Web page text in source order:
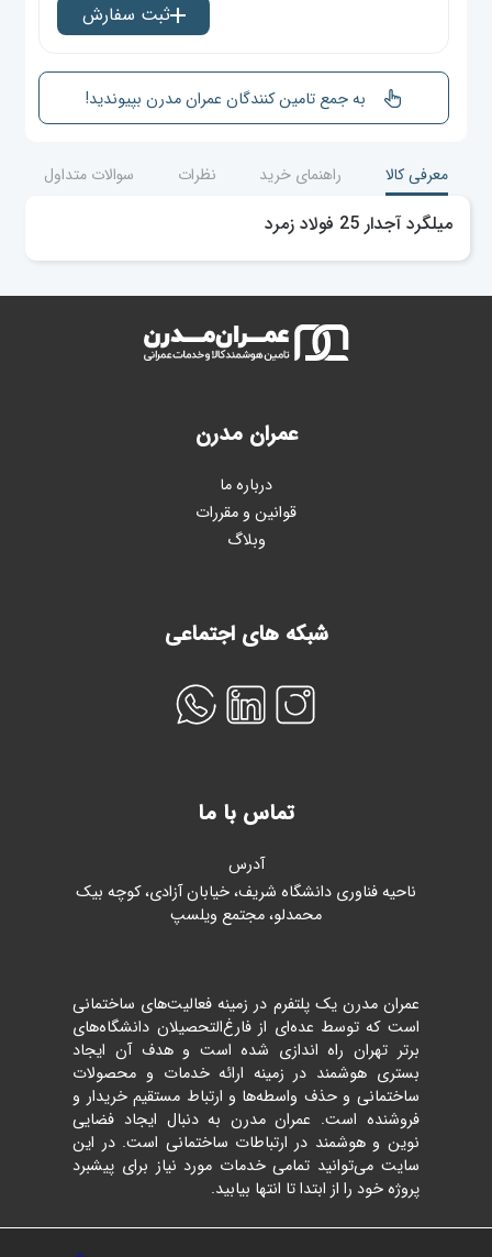
ثبت سفارش
به جمع تامین کنندگان عمران مدرن بپیوندید!
معرفی کالا راهنمای خرید نظرات سوالات متداول
میلگرد آجدار 25 فولاد زمرد
عمران مدرن
درباره ما
قوانین و مقررات
وبلاگ
شبکه های اجتماعی
تماس با ما
آدرس
ناحیه فناوری دانشگاه شریف، خیابان آزادی، کوچه بیک
محمدلو، مجتمع ویلسپ
عمران مدرن یک پلتفرم در زمینه فعالیت‌های ساختمانی
است که توسط عده‌ای از فارغ‌التحصیلان دانشگاه‌های
برتر تهران راه اندازی شده است و هدف آن ایجاد
بستری هوشمند در زمینه ارائه خدمات و محصولات
ساختمانی و حذف واسطه‌ها و ارتباط مستقیم خریدار و
فروشنده است. عمران مدرن به دنبال ایجاد فضایی
نوین و هوشمند در ارتباطات ساختمانی است. در این
سایت می‌توانید تمامی خدمات مورد نیاز برای پیشبرد
پروژه خود را از ابتدا تا انتها بیابید.